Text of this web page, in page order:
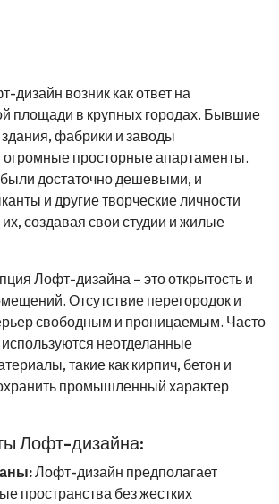
дизайн возник как ответ на
площади в крупных городах. Бывшие
фабрики и заводы
просторные апартаменты.
достаточно дешевыми, и
и другие творческие личности
их, создавая свои студии и жилые
Лофт-дизайна – это открытость и
Отсутствие перегородок и
свободным и проницаемым. Часто
неотделанные
такие как кирпич, бетон и
промышленный характер
Лофт-дизайна:
Лофт-дизайн предполагает
пространства без жестких